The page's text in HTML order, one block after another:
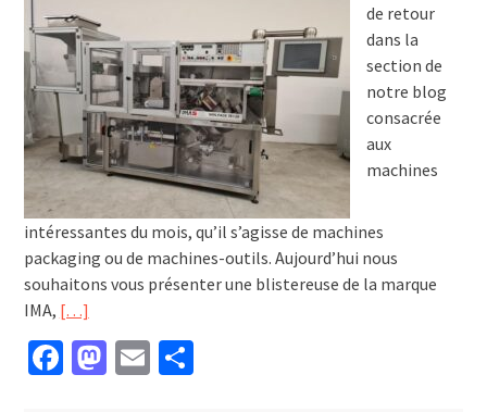
de retour
dans la
section de
notre blog
consacrée
aux
machines
intéressantes du mois, qu’il s’agisse de machines
packaging ou de machines-outils. Aujourd’hui nous
souhaitons vous présenter une blistereuse de la marque
IMA, […]
Facebook
Mastodon
EmailPartager